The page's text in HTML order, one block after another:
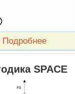
Подробнее
SPACE
FS